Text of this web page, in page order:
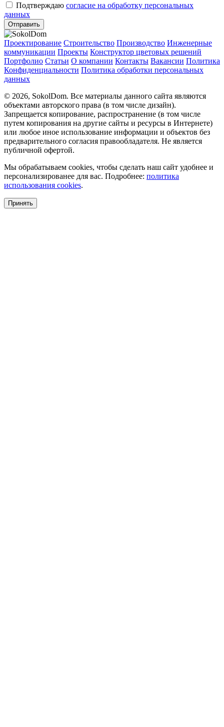
Подтверждаю согласие на обработку персональных
данных
Отправить
Проектирование Строительство Производство Инженерные
коммуникации Проекты Конструктор цветовых решений
Портфолио Статьи О компании Контакты Вакансии Политика
Конфиденциальности Политика обработки персональных
данных
© 2026, SokolDom. Все материалы данного сайта являются
объектами авторского права (в том числе дизайн).
Запрещается копирование, распространение (в том числе
путем копирования на другие сайты и ресурсы в Интернете)
или любое иное использование информации и объектов без
предварительного согласия правообладателя. Не является
публичной офертой.
Мы обрабатываем cookies, чтобы сделать наш сайт удобнее и
персонализированее для вас. Подробнее: политика
использования cookies.
Принять